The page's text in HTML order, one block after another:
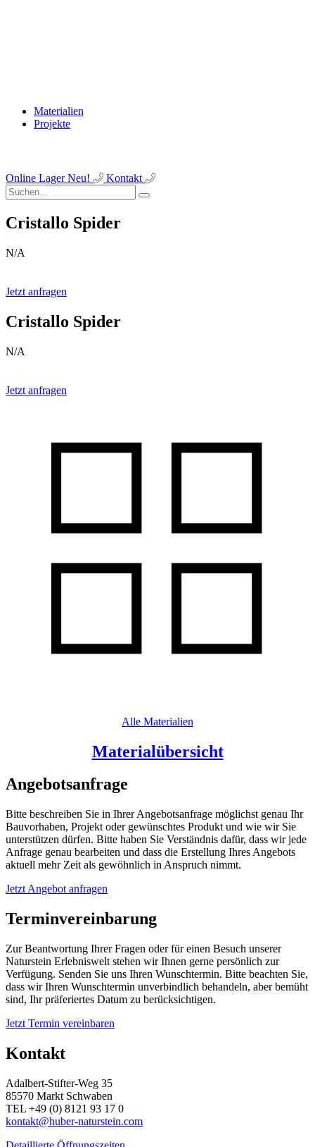
Materialien
Projekte
Online LagerNeu! Kontakt
Cristallo Spider
N/A
Jetzt anfragen
Cristallo Spider
N/A
Jetzt anfragen
Alle Materialien
Materialübersicht
Angebotsanfrage
Bitte beschreiben Sie in Ihrer Angebotsanfrage möglichst genau Ihr
Bauvorhaben, Projekt oder gewünschtes Produkt und wie wir Sie
unterstützen dürfen. Bitte haben Sie Verständnis dafür, dass wir jede
Anfrage genau bearbeiten und dass die Erstellung Ihres Angebots
aktuell mehr Zeit als gewöhnlich in Anspruch nimmt.
Jetzt Angebot anfragen
Terminvereinbarung
Zur Beantwortung Ihrer Fragen oder für einen Besuch unserer
Naturstein Erlebniswelt stehen wir Ihnen gerne persönlich zur
Verfügung. Senden Sie uns Ihren Wunschtermin. Bitte beachten Sie,
dass wir Ihren Wunschtermin unverbindlich behandeln, aber bemüht
sind, Ihr präferiertes Datum zu berücksichtigen.
Jetzt Termin vereinbaren
Kontakt
Adalbert-Stifter-Weg 35
85570 Markt Schwaben
TEL +49 (0) 8121 93 17 0
kontakt@huber-naturstein.com